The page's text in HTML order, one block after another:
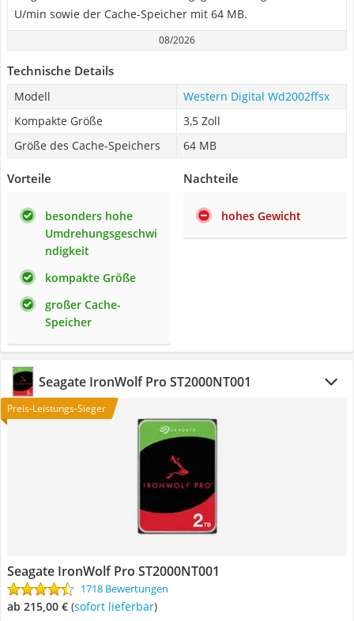
U/min sowie der Cache-Speicher mit 64 MB.
08/2026
Technische Details
Modell
Western Digital Wd2002ffsx
Kompakte Größe
3,5 Zoll
Größe des Cache-Speichers
64 MB
Vorteile
besonders hohe
Umdrehungsgeschwi
ndigkeit
kompakte Größe
großer Cache-
Speicher
Nachteile
hohes Gewicht
Seagate IronWolf Pro ST2000NT001
Preis-Leistungs-Sieger
Seagate IronWolf Pro ST2000NT001
1718 Bewertungen
ab 215,00 € ( Sofort lieferbar)